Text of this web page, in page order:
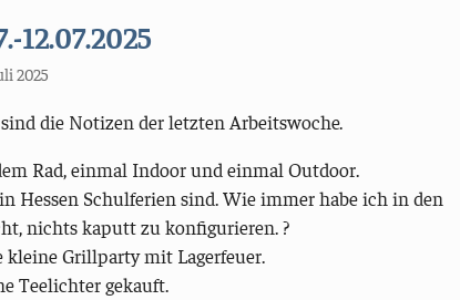
12.07.2025
2025
die Notizen der letzten Arbeitswoche.
Rad, einmal Indoor und einmal Outdoor.
Hessen Schulferien sind. Wie immer habe ich in den
nichts kaputt zu konfigurieren. ?
kleine Grillparty mit Lagerfeuer.
Teelichter gekauft.